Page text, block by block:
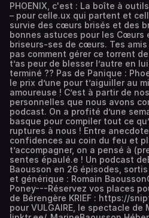
PHOENIX, c'est : La boîte à
– pour celle.ux qui partent et
survie des cœurs brisés et des
bonnes astuces pour les Cœurs
briseurs-ses de cœurs. Tes
pas comment gérer ce torrent de
t’as peur de blesser l’autre en
terminé ?? Pas de Panique :
le prix d’une pour t’aiguiller au
amoureuse ! C’est à partir de
personnelles que nous avons
podcast. On a profité d’une
basque pour compiler tout ce
ruptures à nous ! Entre
confidences au coin du feu et
t’accompagner, on a pensé à
sentes épaulé.e ! Un podcast
Baousson en 26 épisodes,
et générique : Romain
Poney---Réservez vos places
de Bérengère KRIEF : https://
pour VULGAIRE, le spectacle de